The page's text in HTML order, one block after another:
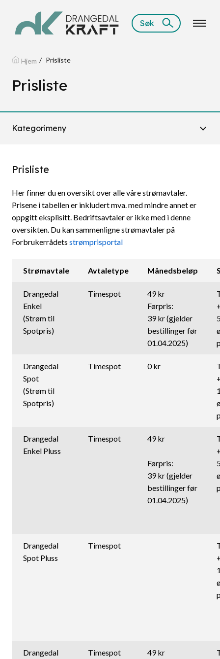
Søk
Hjem Prisliste
Prisliste
Kategorimeny
Prisliste
Her finner du en oversikt over alle våre strømavtaler.
Prisene i tabellen er inkludert mva. med mindre annet er
oppgitt eksplisitt. Bedriftsavtaler er ikke med i denne
oversikten. Du kan sammenligne strømavtaler på
Forbrukerrådets strømprisportal
Strømavtale Avtaletype Månedsbeløp
Drangedal
Enkel
(Strøm til
Spotpris)
Timespot
49 kr
Førpris:
39 kr (gjelder
bestillinger før
01.04.2025)
Drangedal
Spot
(Strøm til
Spotpris)
Timespot 0 kr
Drangedal
Enkel Pluss
Timespot 49 kr
Førpris:
39 kr (gjelder
bestillinger før
01.04.2025)
Drangedal
Spot Pluss
Timespot
Drangedal
Timespot 49 kr